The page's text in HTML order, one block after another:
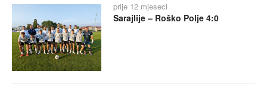
prije 12 mjeseci
Sarajlije – Roško Polje 4:0